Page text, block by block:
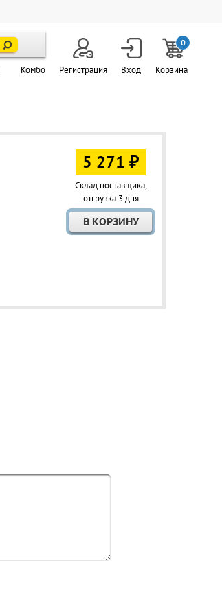
Комбо Регистрация Вход
0
Корзина
5 271 ₽
Склад поставщика,
отгрузка 3 дня